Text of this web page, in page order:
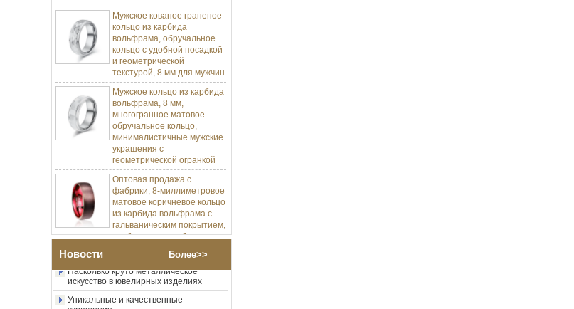
Мужское кованое граненое
кольцо из карбида
вольфрама, обручальное
кольцо с удобной посадкой
и геометрической
текстурой, 8 мм для мужчин
Мужское кольцо из карбида
вольфрама, 8 мм,
многогранное матовое
обручальное кольцо,
минималистичные мужские
украшения с
геометрической огранкой
Оптовая продажа с
фабрики, 8-миллиметровое
матовое коричневое кольцо
из карбида вольфрама с
гальваническим покрытием,
удобная куполообразная
форма, глянцевое красное
мужское обручальное
кольцо с внутренней
стенкой, индивидуальная
внутренняя лазерная
Оптовая продажа с
Новости Более>>
Изготовление ювелирных изделий
Процесс-пресс-форма Изготовление и
литье
Позвольте мне разработать мою
искусство в ювелирных изделиях
Уникальные и качественные
украшения